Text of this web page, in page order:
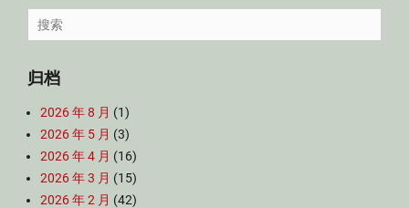
Search
for:
归档
2026 年 8 月 (1)
2026 年 5 月 (3)
2026 年 4 月 (16)
2026 年 3 月 (15)
2026 年 2 月 (42)